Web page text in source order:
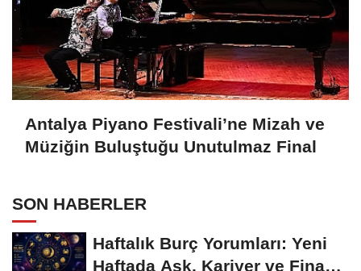
Antalya Piyano Festivali’ne Mizah ve
Müziğin Buluştuğu Unutulmaz Final
SON HABERLER
Haftalık Burç Yorumları: Yeni
Haftada Aşk, Kariyer ve Finans